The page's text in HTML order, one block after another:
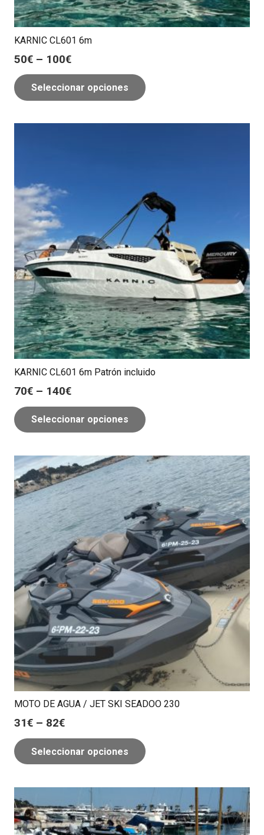
KARNIC CL601 6m
50€ – 100€
Seleccionar opciones
KARNIC CL601 6m Patrón incluido
70€ – 140€
Seleccionar opciones
MOTO DE AGUA / JET SKI SEADOO 230
31€ – 82€
Seleccionar opciones